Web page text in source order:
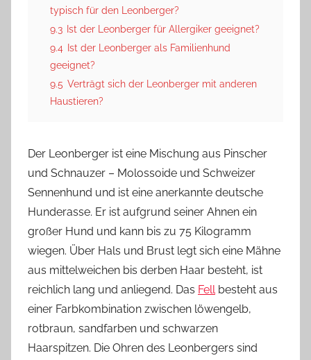
typisch für den Leonberger?
9.3 Ist der Leonberger für Allergiker geeignet?
9.4 Ist der Leonberger als Familienhund
geeignet?
9.5 Verträgt sich der Leonberger mit anderen
Haustieren?
Der Leonberger ist eine Mischung aus Pinscher
und Schnauzer – Molossoide und Schweizer
Sennenhund und ist eine anerkannte deutsche
Hunderasse. Er ist aufgrund seiner Ahnen ein
großer Hund und kann bis zu 75 Kilogramm
wiegen. Über Hals und Brust legt sich eine Mähne
aus mittelweichen bis derben Haar besteht, ist
reichlich lang und anliegend. Das Fellbesteht aus
einer Farbkombination zwischen löwengelb,
rotbraun, sandfarben und schwarzen
Haarspitzen. Die Ohren des Leonbergers sind